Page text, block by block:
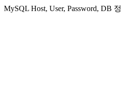
MySQL Host, User, Password, DB